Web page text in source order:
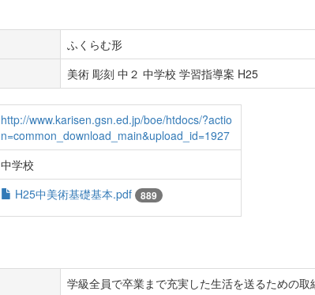
ふくらむ形
美術 彫刻 中２ 中学校 学習指導案 H25
http://www.karisen.gsn.ed.jp/boe/htdocs/?actio
n=common_download_main&upload_id=1927
中学校
H25中美術基礎基本.pdf 889
学級全員で卒業まで充実した生活を送るための取